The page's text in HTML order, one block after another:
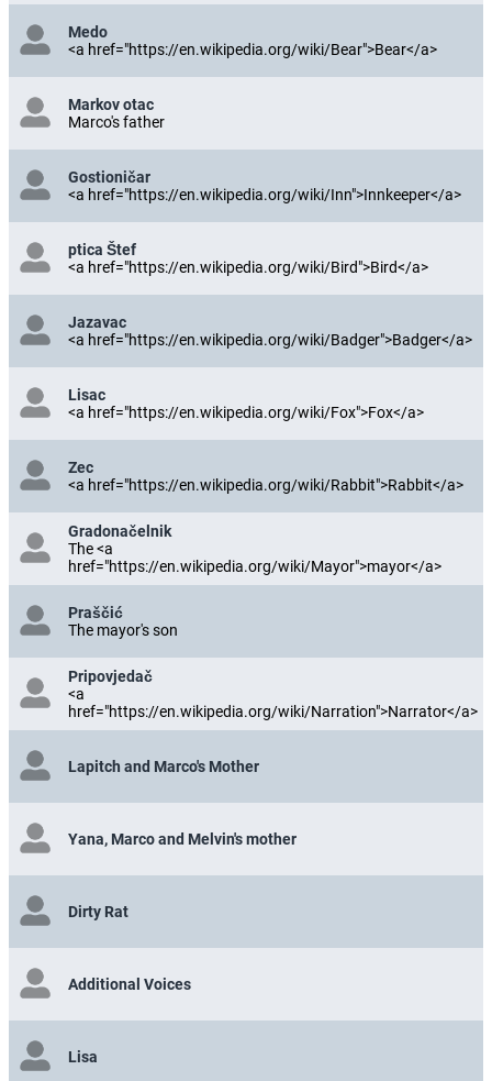
Medo
<a href="https://en.wikipedia.org/wiki/Bear">Bear</a>
Markov otac
Marco's father
Gostioničar
<a href="https://en.wikipedia.org/wiki/Inn">Innkeeper</a>
ptica Štef
<a href="https://en.wikipedia.org/wiki/Bird">Bird</a>
Jazavac
<a href="https://en.wikipedia.org/wiki/Badger">Badger</a>
Lisac
<a href="https://en.wikipedia.org/wiki/Fox">Fox</a>
Zec
<a href="https://en.wikipedia.org/wiki/Rabbit">Rabbit</a>
Gradonačelnik
The <a
href="https://en.wikipedia.org/wiki/Mayor">mayor</a>
Praščić
The mayor's son
Pripovjedač
<a
href="https://en.wikipedia.org/wiki/Narration">Narrator</a>
Lapitch and Marco's Mother
Yana, Marco and Melvin's mother
Dirty Rat
Additional Voices
Lisa